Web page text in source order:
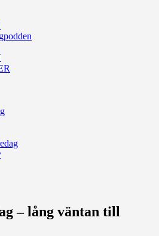
– lång väntan till